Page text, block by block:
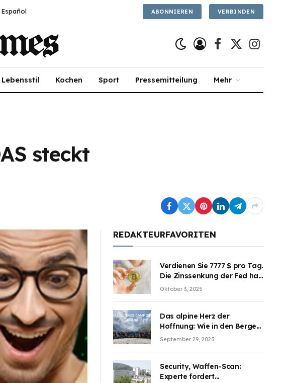
Español ABONNIEREN VERBINDEN
Facebook
X
Lebensstil Kochen Sport Pressemitteilung Mehr
steckt
REDAKTEURFAVORITEN
Verdienen Sie 7777 $ pro Tag.
Die Zinssenkung der Fed hat
die Aufmerksamkeit des
teilzuhaben
Oktober 3, 2025
Das alpine Herz der
Hoffnung: Wie in den Bergen
Österreichs die unsichtbaren
September 29, 2025
Security, Waffen-Scan:
Experte fordert